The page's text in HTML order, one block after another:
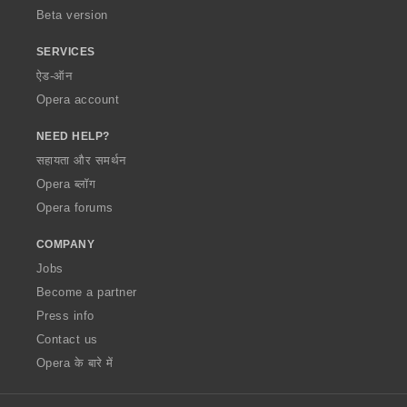
Beta version
SERVICES
ऐड-ऑन
Opera account
NEED HELP?
सहायता और समर्थन
Opera ब्लॉग
Opera forums
COMPANY
Jobs
Become a partner
Press info
Contact us
Opera के बारे में